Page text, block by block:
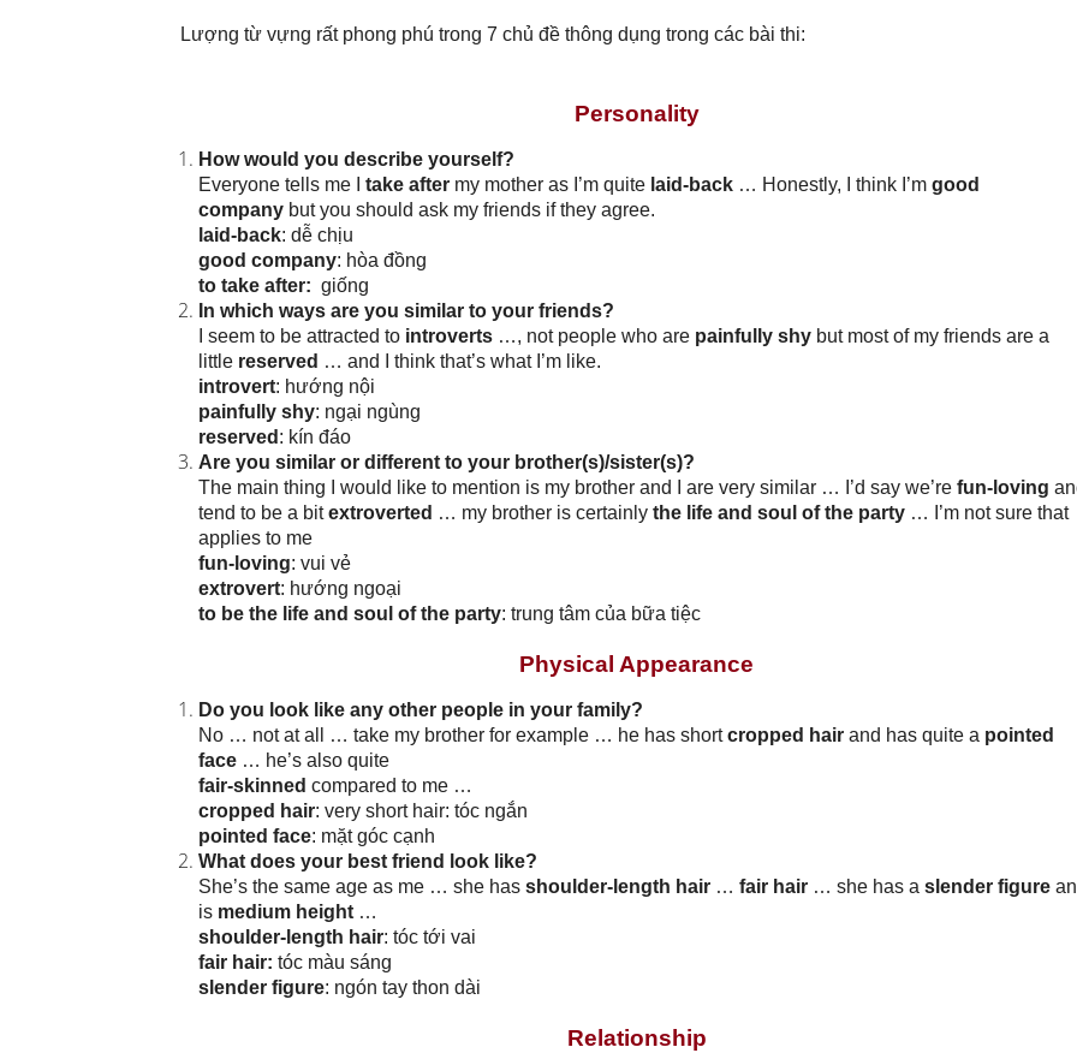
Lượng từ vựng rất phong phú trong 7 chủ đề thông dụng trong các bài thi:
Personality
How would you describe yourself?
Everyone tells me I take after my mother as I’m quite laid-back … Honestly, I think I’m good
company but you should ask my friends if they agree.
laid-back: dễ chịu
good company: hòa đồng
to take after: giống
In which ways are you similar to your friends?
I seem to be attracted to introverts …, not people who are painfully shy but most of my friends are a
little reserved … and I think that’s what I’m like.
introvert: hướng nội
painfully shy: ngại ngùng
reserved : kín đáo
Are you similar or different to your brother(s)/sister(s)?
The main thing I would like to mention is my brother and I are very similar … I’d say we’re fun-loving
tend to be a bitextroverted … my brother is certainly the life and soul of the party … I’m not sure that
applies to me
fun-loving: vui vẻ
extrovert: hướng ngoại
to be the life and soul of the party: trung tâm của bữa tiệc
Physical Appearance
Do you look like any other people in your family?
No … not at all … take my brother for example … he has shortcropped hair and has quite a pointed
face … he’s also quite
fair-skinned compared to me …
cropped hair: very short hair: tóc ngắn
pointed face: mặt góc cạnh
What does your best friend look like?
She’s the same age as me … she has shoulder-length hair … fair hair … she has a slender figure
is medium height …
shoulder-length hair: tóc tới vai
fair hair: tóc màu sáng
slender figure: ngón tay thon dài
Relationship